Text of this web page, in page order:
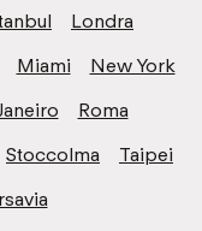
Londra
Miami
New York
Roma
Stoccolma
Taipei